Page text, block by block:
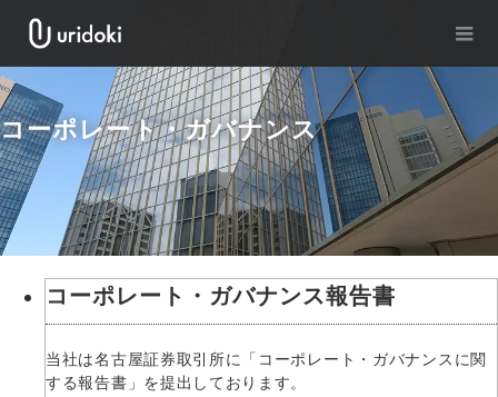
コーポレート・ガバナンス
コーポレート・ガバナンス報告書
当社は名古屋証券取引所に「コーポレート・ガバナンスに関
する報告書」を提出しております。